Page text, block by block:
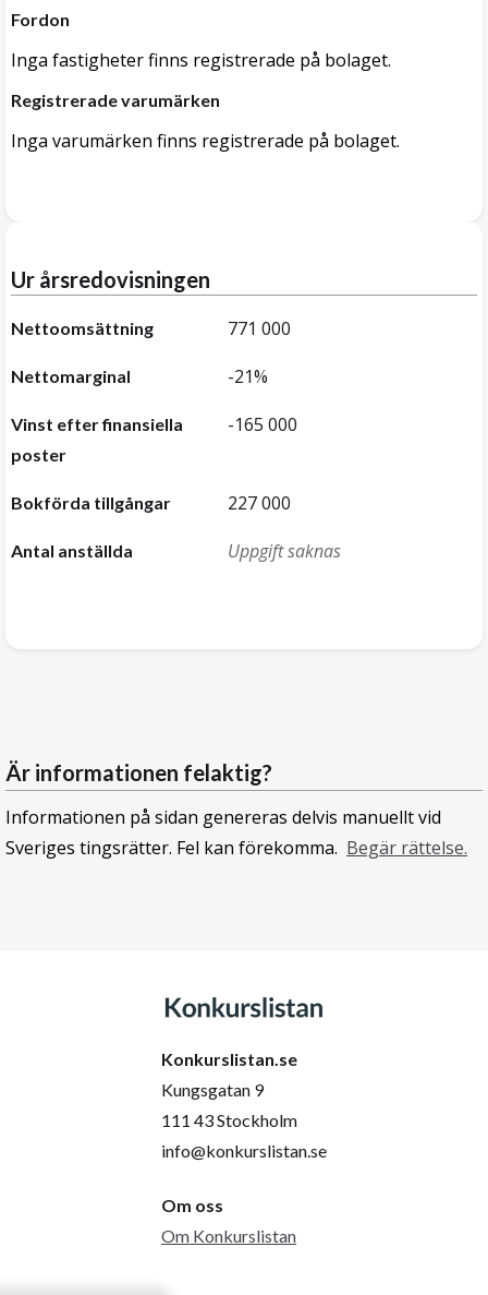
Fordon
Inga fastigheter finns registrerade på bolaget.
Registrerade varumärken
Inga varumärken finns registrerade på bolaget.
Ur årsredovisningen
Nettoomsättning 771 000
Nettomarginal -21%
Vinst efter finansiella
poster
-165 000
Bokförda tillgångar 227 000
Antal anställda Uppgift saknas
Är informationen felaktig?
Informationen på sidan genereras delvis manuellt vid
Sveriges tingsrätter. Fel kan förekomma. Begär rättelse.
Konkurslistan.se
Kungsgatan 9
111 43 Stockholm
info@konkurslistan.se
Om oss
Om Konkurslistan